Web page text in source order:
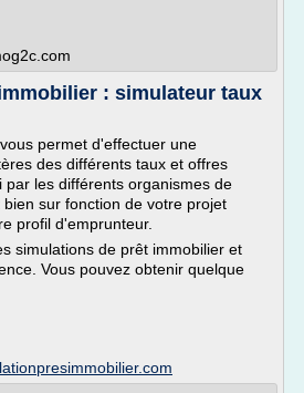
: simulateur taux
permet d'effectuer une
des différents taux et offres
par les différents organismes de
sur fonction de votre projet
profil d'emprunteur.
simulations de prêt immobilier et
Vous pouvez obtenir quelque